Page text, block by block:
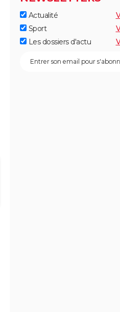
Actualité
Sport
Les dossiers d'actu